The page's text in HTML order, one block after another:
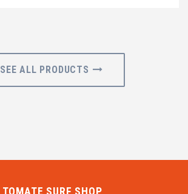
SEE ALL PRODUCTS